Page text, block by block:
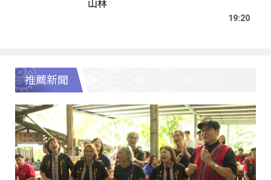
19:20
推薦新聞